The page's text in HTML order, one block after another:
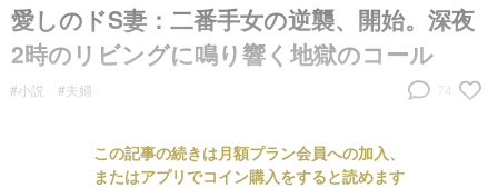
愛しのドS妻：二番手女の逆襲、開始。深夜
2時のリビングに鳴り響く地獄のコール
#小説 #夫婦 74
この記事の続きは月額プラン会員への加入、
またはアプリでコイン購入をすると読めます